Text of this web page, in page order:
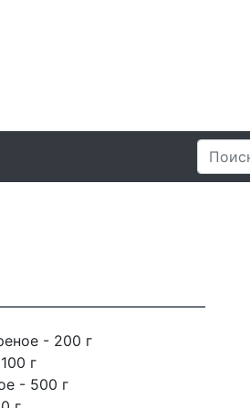
- 200 г
г
- 500 г